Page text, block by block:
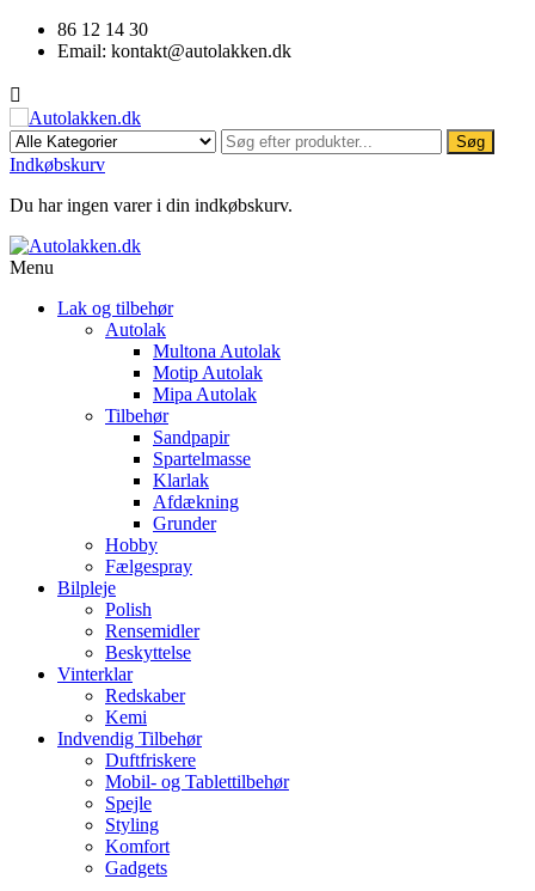
86 12 14 30
Email: kontakt@autolakken.dk

Søg
Indkøbskurv
Du har ingen varer i din indkøbskurv.
Menu
Lak og tilbehør
Autolak
Multona Autolak
Motip Autolak
Mipa Autolak
Tilbehør
Sandpapir
Spartelmasse
Klarlak
Afdækning
Grunder
Hobby
Fælgespray
Bilpleje
Polish
Rensemidler
Beskyttelse
Vinterklar
Redskaber
Kemi
Indvendig Tilbehør
Duftfriskere
Mobil- og Tablettilbehør
Spejle
Styling
Komfort
Gadgets